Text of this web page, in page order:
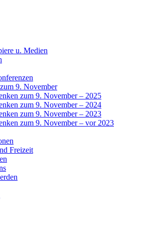
u. Medien
9. November
zum 9. November – 2025
zum 9. November – 2024
zum 9. November – 2023
zum 9. November – vor 2023
Freizeit